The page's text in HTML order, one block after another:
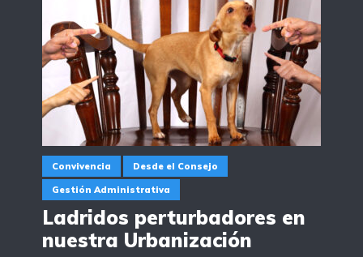
Convivencia Desde el Consejo
Gestión Administrativa
Ladridos perturbadores en
nuestra Urbanización